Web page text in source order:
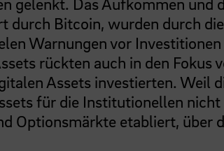
durch Bitcoin, wurden durch die
Warnungen vor Investitionen
rückten auch in den Fokus
Assets investierten. Weil
für die Institutionellen nicht
Optionsmärkte etabliert, über